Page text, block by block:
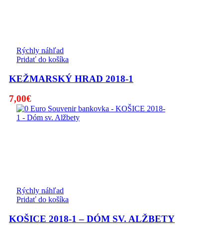
Rýchly náhľad
Pridať do košíka
KEŽMARSKÝ HRAD 2018-1
7,00€
Rýchly náhľad
Pridať do košíka
KOŠICE 2018-1 – DÓM SV. ALŽBETY